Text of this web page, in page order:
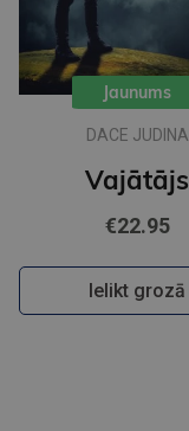
Jaunums
DACE JUDINA
Vajātājs
€22.95
Ielikt grozā